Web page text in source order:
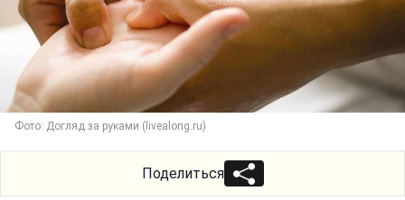
Фото: Догляд за руками (livealong.ru)
Поделиться